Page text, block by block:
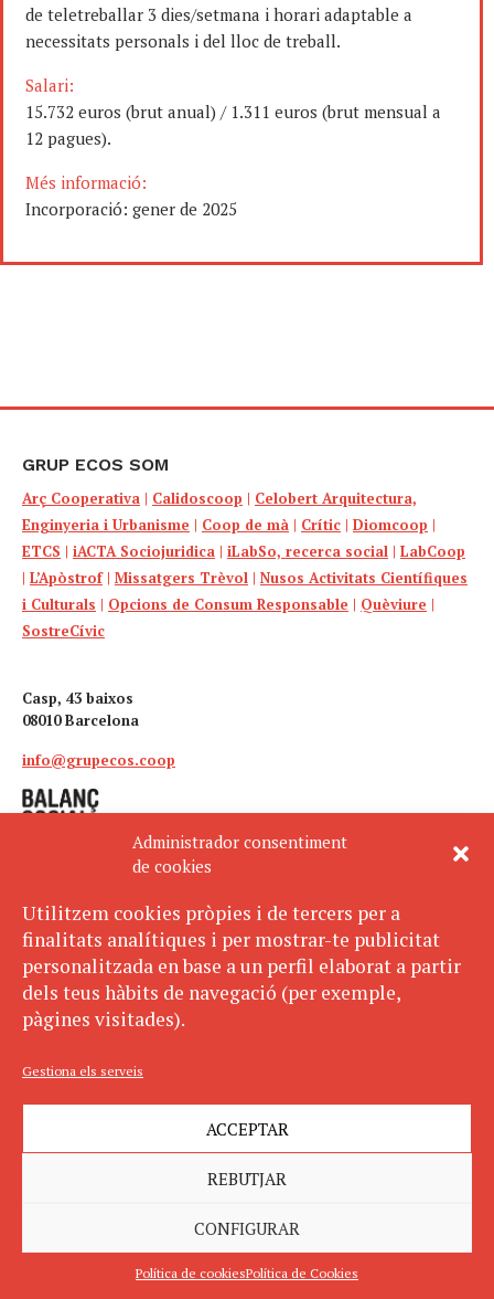
Administrador consentiment
de cookies
Utilitzem cookies pròpies i de tercers per a
finalitats analítiques i per mostrar-te publicitat
personalitzada en base a un perfil elaborat a partir
dels teus hàbits de navegació (per exemple,
pàgines visitades).
Gestiona els serveis
ACCEPTAR
REBUTJAR
CONFIGURAR
Política de cookiesPolítica de Cookies
de teletreballar 3 dies/setmana i horari adaptable a
necessitats personals i del lloc de treball.
Salari:
15.732 euros (brut anual) / 1.311 euros (brut mensual a
12 pagues).
Més informació:
Incorporació: gener de 2025
GRUP ECOS SOM
Arç Cooperativa | Calidoscoop | Celobert Arquitectura,
Enginyeria i Urbanisme | Coop de mà | Crític | Diomcoop |
ETCS | iACTA Sociojuridica | iLabSo, recerca social | LabCoop
| L’Apòstrof| Missatgers Trèvol | Nusos Activitats Científiques
i Culturals | Opcions de Consum Responsable | Quèviure |
SostreCívic
Casp, 43 baixos
08010 Barcelona
info@grupecos.coop
Avís legal
Política de privacitat
Política de cookies
SUBSCRIU-TE
AL BUTLLETÍ